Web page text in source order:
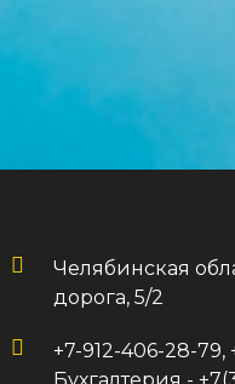
Челябинская
дорога, 5/2
+7-912-406-28-79,